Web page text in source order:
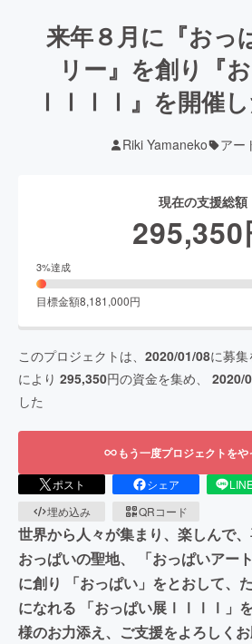
来年８月に『おっ
リー』を創り『
ⅠⅠⅠⅠ』を開催し
Riki Yamaneko アー
現在の支援総額
295,350
3%達成
目標金額8,181,000円
このプロジェクトは、 2020/01/08に募集
により 295,350円の資金を集め、 2020/
した
もう一度プロジェクトを
ポスト シェア
埋め込み
QRコード
世界から人々が集まり、楽しんで
おっぱいの聖地、 「おっぱいアー
に創り 「おっぱい」をとおして、
になれる 「おっぱい展ⅠⅠⅠⅠ」を
様のお力添え、ご支援をよろしくお